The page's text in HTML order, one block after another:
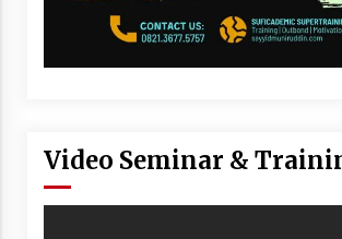
Video Seminar &